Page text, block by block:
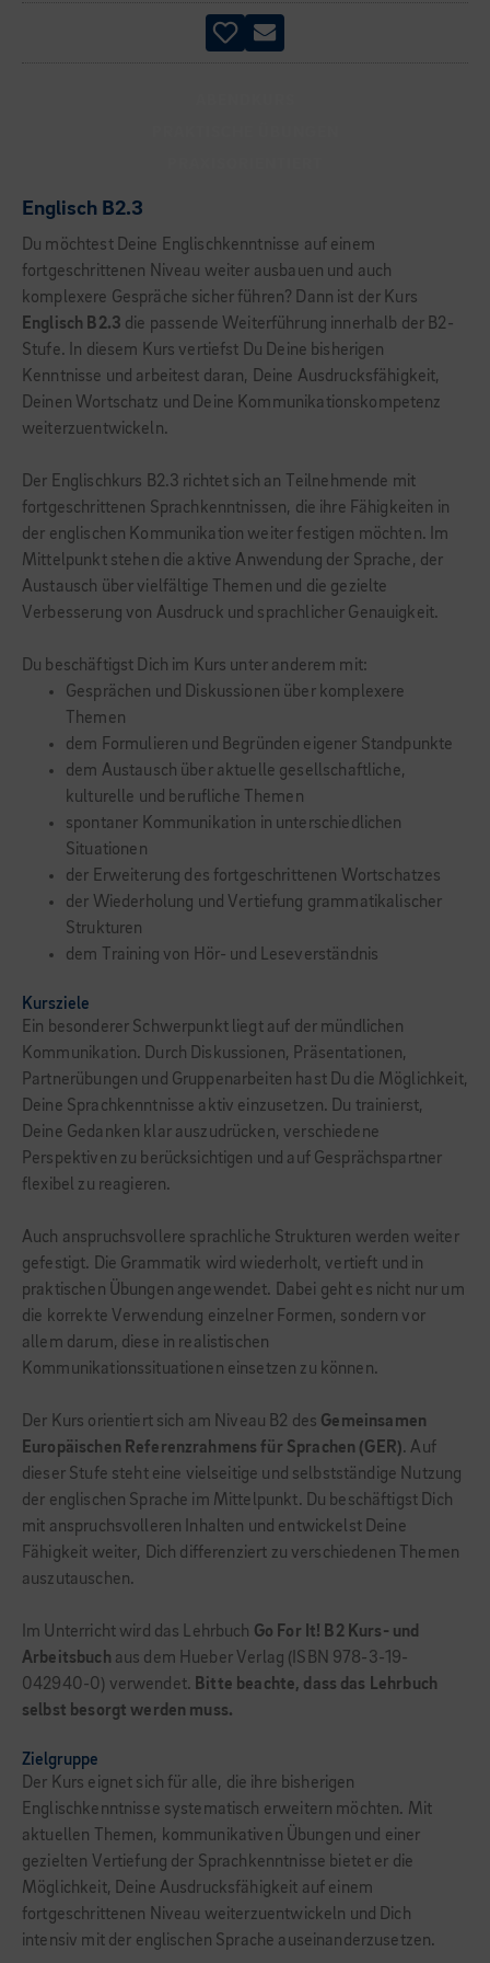
Englisch B2.3
Du möchtest Deine Englischkenntnisse auf einem
fortgeschrittenen Niveau weiter ausbauen und auch
komplexere Gespräche sicher führen? Dann ist der Kurs
Englisch B2.3 die passende Weiterführung innerhalb der B2-
Stufe. In diesem Kurs vertiefst Du Deine bisherigen
Kenntnisse und arbeitest daran, Deine Ausdrucksfähigkeit,
Deinen Wortschatz und Deine Kommunikationskompetenz
weiterzuentwickeln.
Der Englischkurs B2.3 richtet sich an Teilnehmende mit
fortgeschrittenen Sprachkenntnissen, die ihre Fähigkeiten in
der englischen Kommunikation weiter festigen möchten. Im
Mittelpunkt stehen die aktive Anwendung der Sprache, der
Austausch über vielfältige Themen und die gezielte
Verbesserung von Ausdruck und sprachlicher Genauigkeit.
Du beschäftigst Dich im Kurs unter anderem mit:
Gesprächen und Diskussionen über komplexere
Themen
dem Formulieren und Begründen eigener Standpunkte
dem Austausch über aktuelle gesellschaftliche,
kulturelle und berufliche Themen
spontaner Kommunikation in unterschiedlichen
Situationen
der Erweiterung des fortgeschrittenen Wortschatzes
der Wiederholung und Vertiefung grammatikalischer
Strukturen
dem Training von Hör- und Leseverständnis
Kursziele
Ein besonderer Schwerpunkt liegt auf der mündlichen
Kommunikation. Durch Diskussionen, Präsentationen,
Partnerübungen und Gruppenarbeiten hast Du die Möglichkeit,
Deine Sprachkenntnisse aktiv einzusetzen. Du trainierst,
Deine Gedanken klar auszudrücken, verschiedene
Perspektiven zu berücksichtigen und auf Gesprächspartner
flexibel zu reagieren.
Auch anspruchsvollere sprachliche Strukturen werden weiter
gefestigt. Die Grammatik wird wiederholt, vertieft und in
praktischen Übungen angewendet. Dabei geht es nicht nur um
die korrekte Verwendung einzelner Formen, sondern vor
allem darum, diese in realistischen
Kommunikationssituationen einsetzen zu können.
Der Kurs orientiert sich am Niveau B2 des Gemeinsamen
Europäischen Referenzrahmens für Sprachen (GER). Auf
dieser Stufe steht eine vielseitige und selbstständige Nutzung
der englischen Sprache im Mittelpunkt. Du beschäftigst Dich
mit anspruchsvolleren Inhalten und entwickelst Deine
Fähigkeit weiter, Dich differenziert zu verschiedenen Themen
auszutauschen.
Im Unterricht wird das Lehrbuch Go For It! B2 Kurs- und
Arbeitsbuch aus dem Hueber Verlag (ISBN 978-3-19-
042940-0) verwendet. Bitte beachte, dass das Lehrbuch
selbst besorgt werden muss.
Zielgruppe
Der Kurs eignet sich für alle, die ihre bisherigen
Englischkenntnisse systematisch erweitern möchten. Mit
aktuellen Themen, kommunikativen Übungen und einer
gezielten Vertiefung der Sprachkenntnisse bietet er die
Möglichkeit, Deine Ausdrucksfähigkeit auf einem
fortgeschrittenen Niveau weiterzuentwickeln und Dich
intensiv mit der englischen Sprache auseinanderzusetzen.